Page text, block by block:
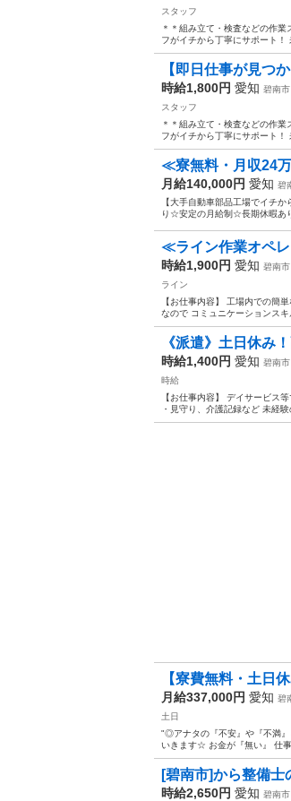
スタッフ
＊＊組み立て・検査などの作
フがイチから丁寧にサポート
【即日仕事が見つ
時給1,800円 愛知 碧南市
スタッフ
＊＊組み立て・検査などの作
フがイチから丁寧にサポート
≪寮無料・月収24
月給140,000円 愛知 碧
【大手自動車部品工場でイチ
り☆安定の月給制☆長期休暇あ
≪ライン作業オペ
時給1,900円 愛知 碧南市
ライン
【お仕事内容】 工場内での簡
なので コミュニケーションス
《派遣》土日休み
時給1,400円 愛知 碧南市
時給
【お仕事内容】 デイサービス
・見守り、介護記録など 未経
【寮費無料・土日
月給337,000円 愛知 碧
土日
"◎アナタの『不安』や『不満』
いきます☆ お金が『無い』 仕
[碧南市]から整備士
時給2,650円 愛知 碧南市